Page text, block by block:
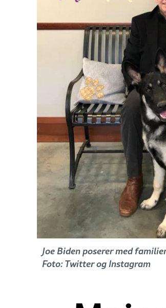
Joe Biden poserer med
Foto: Twitter og Instagram